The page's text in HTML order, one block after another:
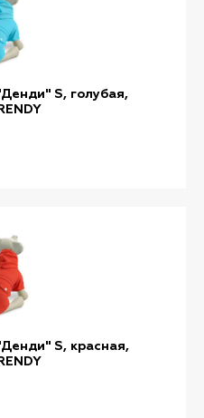
S, голубая,
S, красная,